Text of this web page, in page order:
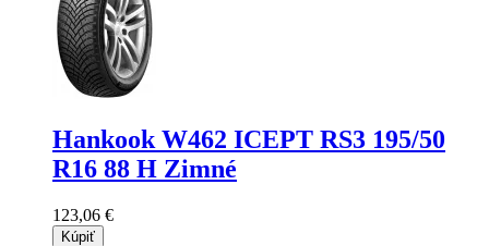
Hankook W462 ICEPT RS3 195/50
R16 88 H Zimné
123,06 €
Kúpiť